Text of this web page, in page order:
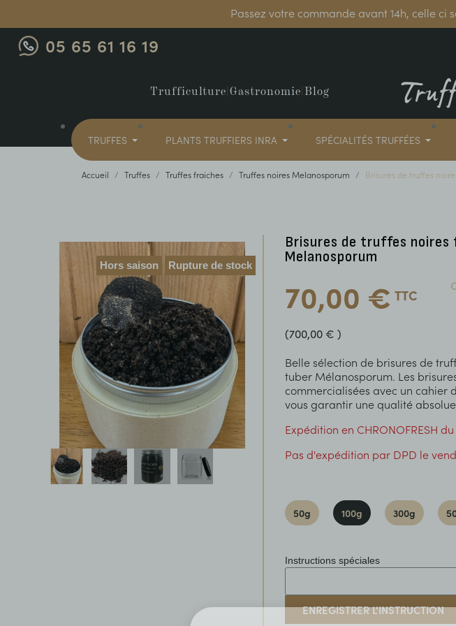
Passez votre commande avant 14h, celle
05 65 61 16 19
Trufficulture|Gastronomie|Blog
TRUFFES PLANTS TRUFFIERS INRA SPÉCIALITÉS TRUFFÉES
Accueil Truffes Truffes fraiches Truffes noires Melanosporum Brisures de truffes
Hors saison Rupture de stock
Brisures de truffes noires
Melanosporum
70,00 € TTC
(700,00 € )
Belle sélection de brisures de
tuber Mélanosporum. Les
commercialisées avec un cahier
vous garantir une qualité
Expédition en CHRONOFRESH
Pas d'expédition par DPD le
50g 100g 300g
Instructions spéciales
ENREGISTRER L'INSTRUCTION